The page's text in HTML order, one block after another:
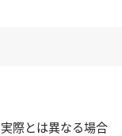
際とは異なる場合